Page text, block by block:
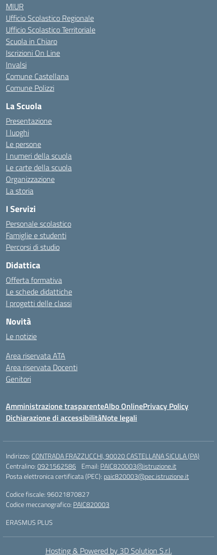
MIUR
Ufficio Scolastico Regionale
Ufficio Scolastico Territoriale
Scuola in Chiaro
Iscrizioni On Line
Invalsi
Comune Castellana
Comune Polizzi
La Scuola
Presentazione
I luoghi
Le persone
I numeri della scuola
Le carte della scuola
Organizzazione
La storia
I Servizi
Personale scolastico
Famiglie e studenti
Percorsi di studio
Didattica
Offerta formativa
Le schede didattiche
I progetti delle classi
Novità
Le notizie
Area riservata ATA
Area riservata Docenti
Genitori
Amministrazione trasparenteAlbo OnlinePrivacy Policy
Dichiarazione di accessibilitàNote legali
Indirizzo: CONTRADA FRAZZUCCHI, 90020 CASTELLANA SICULA (PA)
Centralino:0921562586 Email: PAIC820003@istruzione.it
Posta elettronica certificata (PEC): paic820003@pec.istruzione.it
Codice fiscale: 96021870827
Codice meccanografico: PAIC820003
ERASMUS PLUS
Hosting & Powered by 3D Solution S.r.l.